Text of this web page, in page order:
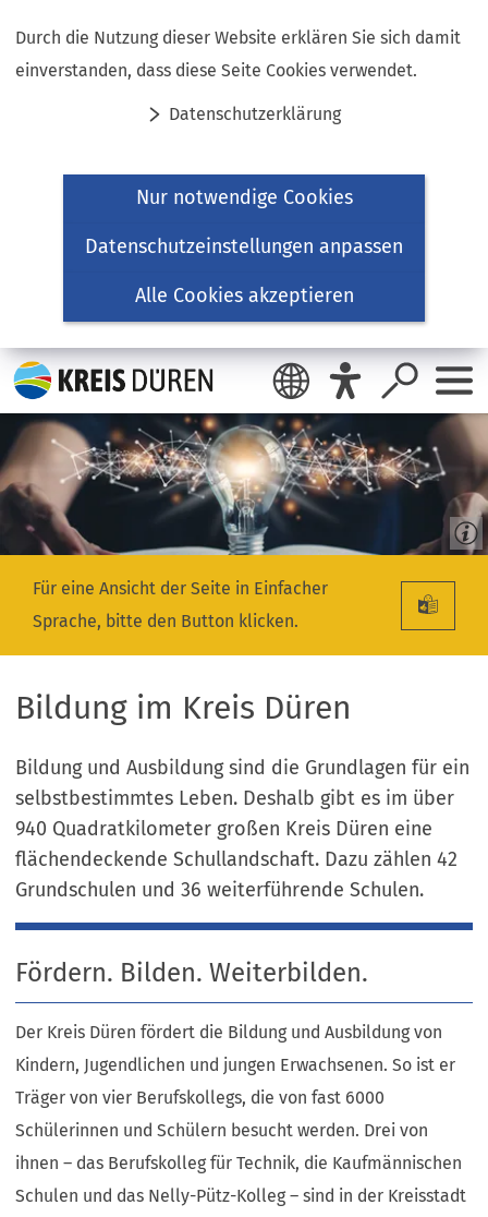
Durch die Nutzung dieser Website erklären Sie sich damit
einverstanden, dass diese Seite Cookies verwendet.
Datenschutzerklärung
Nur notwendige Cookies
Datenschutzeinstellungen anpassen
Alle Cookies akzeptieren
Inhalt anspringen
Für eine Ansicht der Seite in Einfacher
Sprache, bitte den Button klicken.
Bildung im Kreis Düren
Bildung und Ausbildung sind die Grundlagen für ein
selbstbestimmtes Leben. Deshalb gibt es im über
940 Quadratkilometer großen Kreis Düren eine
flächendeckende Schullandschaft. Dazu zählen 42
Grundschulen und 36 weiterführende Schulen.
Fördern. Bilden. Weiterbilden.
Der Kreis Düren fördert die Bildung und Ausbildung von
Kindern, Jugendlichen und jungen Erwachsenen. So ist er
Träger von vier Berufskollegs, die von fast 6000
Schülerinnen und Schülern besucht werden. Drei von
ihnen – das Berufskolleg für Technik, die Kaufmännischen
Schulen und das Nelly-Pütz-Kolleg – sind in der Kreisstadt